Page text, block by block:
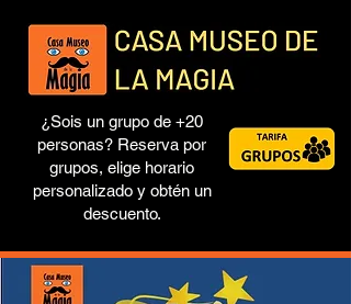
¿Sois un grupo de +20
personas? Reserva por
grupos, elige horario
personalizado y obtén un
descuento.